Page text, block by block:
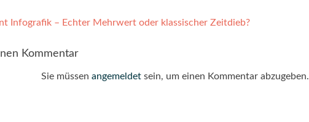
Infografik – Echter Mehrwert oder klassischer Zeitdieb?
Kommentar
Sie müssen angemeldetsein, um einen Kommentar abzugeben.